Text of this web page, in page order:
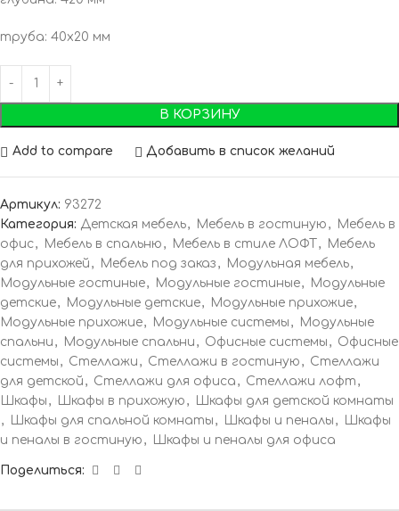
труба: 40х20 мм
В КОРЗИНУ
Add to compare Добавить в список желаний
Артикул: 93272
Категория: Детская мебель, Мебель в гостиную ,
Мебель в
офис, Мебель в спальню , Мебель в стиле ЛОФТ ,
Мебель
для прихожей , Мебель под заказ , Модульная мебель,
Модульные гостиные, Модульные гостиные,
Модульные
детские, Модульные детские, Модульные прихожие,
Модульные прихожие, Модульные системы ,
Модульные
спальни , Модульные спальни , Офисные системы , Офисные
системы , Стеллажи , Стеллажи в гостиную , Стеллажи
для детской , Стеллажи для офиса , Стеллажи лофт ,
Шкафы , Шкафы в прихожую ,
Шкафы для детской комнаты
,
Шкафы для спальной комнаты , Шкафы и пеналы ,
Шкафы
и пеналы в гостиную , Шкафы и пеналы для офиса
Поделиться: